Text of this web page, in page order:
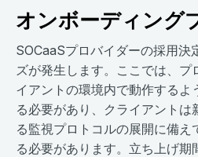
オンボーディング
SOCaaSプロバイダーの採用決
ズが発生します。ここでは、プ
イアントの環境内で動作するよ
る必要があり、クライアントは
る監視プロトコルの展開に備え
る必要があります。立ち上げ期